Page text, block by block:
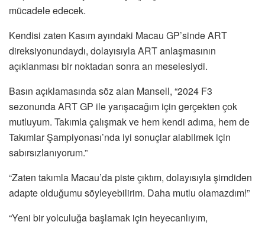
mücadele edecek.
Kendisi zaten Kasım ayındaki Macau GP’sinde ART
direksiyonundaydı, dolayısıyla ART anlaşmasının
açıklanması bir noktadan sonra an meselesiydi.
Basın açıklamasında söz alan Mansell, “2024 F3
sezonunda ART GP ile yarışacağım için gerçekten çok
mutluyum. Takımla çalışmak ve hem kendi adıma, hem de
Takımlar Şampiyonası’nda iyi sonuçlar alabilmek için
sabırsızlanıyorum.”
“Zaten takımla Macau’da piste çıktım, dolayısıyla şimdiden
adapte olduğumu söyleyebilirim. Daha mutlu olamazdım!”
“Yeni bir yolculuğa başlamak için heyecanlıyım,